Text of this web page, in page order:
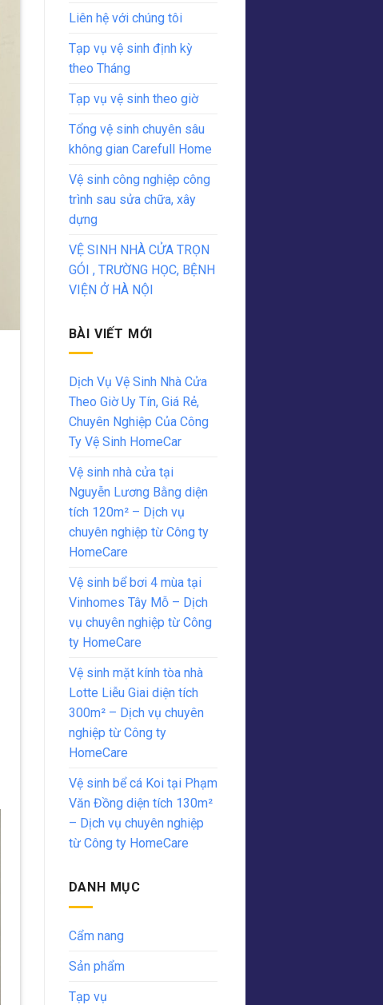
Liên hệ với chúng tôi
Tạp vụ vệ sinh định kỳ
theo Tháng
Tạp vụ vệ sinh theo giờ
Tổng vệ sinh chuyên sâu
không gian Carefull Home
Vệ sinh công nghiệp công
trình sau sửa chữa, xây
dựng
VỆ SINH NHÀ CỬA TRỌN
GÓI , TRƯỜNG HỌC, BỆNH
VIỆN Ở HÀ NỘI
BÀI VIẾT MỚI
Dịch Vụ Vệ Sinh Nhà Cửa
Theo Giờ Uy Tín, Giá Rẻ,
Chuyên Nghiệp Của Công
Ty Vệ Sinh HomeCar
Vệ sinh nhà cửa tại
Nguyễn Lương Bằng diện
tích 120m² – Dịch vụ
chuyên nghiệp từ Công ty
HomeCare
Vệ sinh bể bơi 4 mùa tại
Vinhomes Tây Mỗ – Dịch
vụ chuyên nghiệp từ Công
ty HomeCare
Vệ sinh mặt kính tòa nhà
Lotte Liễu Giai diện tích
300m² – Dịch vụ chuyên
nghiệp từ Công ty
HomeCare
Vệ sinh bể cá Koi tại Phạm
Văn Đồng diện tích 130m²
– Dịch vụ chuyên nghiệp
từ Công ty HomeCare
DANH MỤC
Cẩm nang
Sản phẩm
Tạp vụ